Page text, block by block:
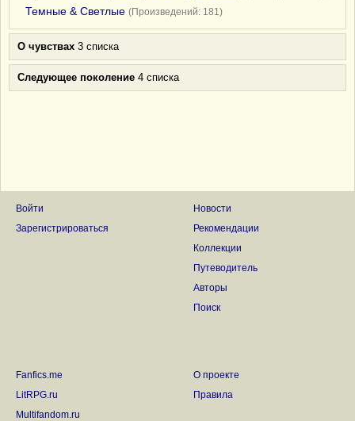
Темные & Светлые (Произведений: 181)
О чувствах 3 списка
Следующее поколение 4 списка
Войти
Зарегистрироваться
Новости
Рекомендации
Коллекции
Путеводитель
Авторы
Поиск
Fanfics.me
LitRPG.ru
Multifandom.ru
О проекте
Правила